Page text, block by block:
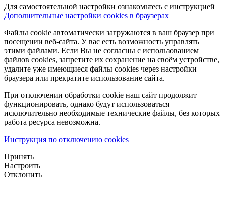
Для самостоятельной настройки ознакомьтесь с инструкцией
Дополнительные настройки cookies в браузерах
Файлы cookie автоматически загружаются в ваш браузер при
посещении веб-сайта. У вас есть возможность управлять
этими файлами. Если Вы не согласны с использованием
файлов cookies, запретите их сохранение на своём устройстве,
удалите уже имеющиеся файлы cookies через настройки
браузера или прекратите использование сайта.
При отключении обработки cookie наш сайт продолжит
функционировать, однако будут использоваться
исключительно необходимые технические файлы, без которых
работа ресурса невозможна.
Инструкция по отключению cookies
Принять
Настроить
Отклонить